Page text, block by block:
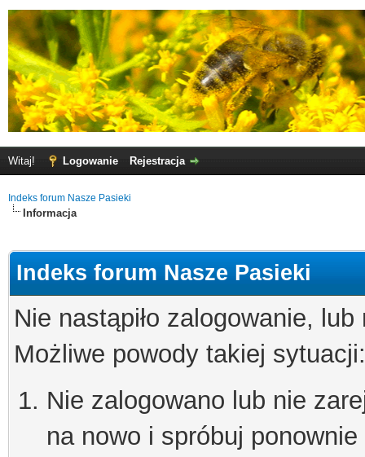
Witaj! Logowanie Rejestracja
Indeks forum Nasze Pasieki
Informacja
Indeks forum Nasze Pasieki
Nie nastąpiło zalogowanie,
Możliwe powody takiej sytuacji:
Nie zalogowano lub nie
na nowo i spróbuj ponownie